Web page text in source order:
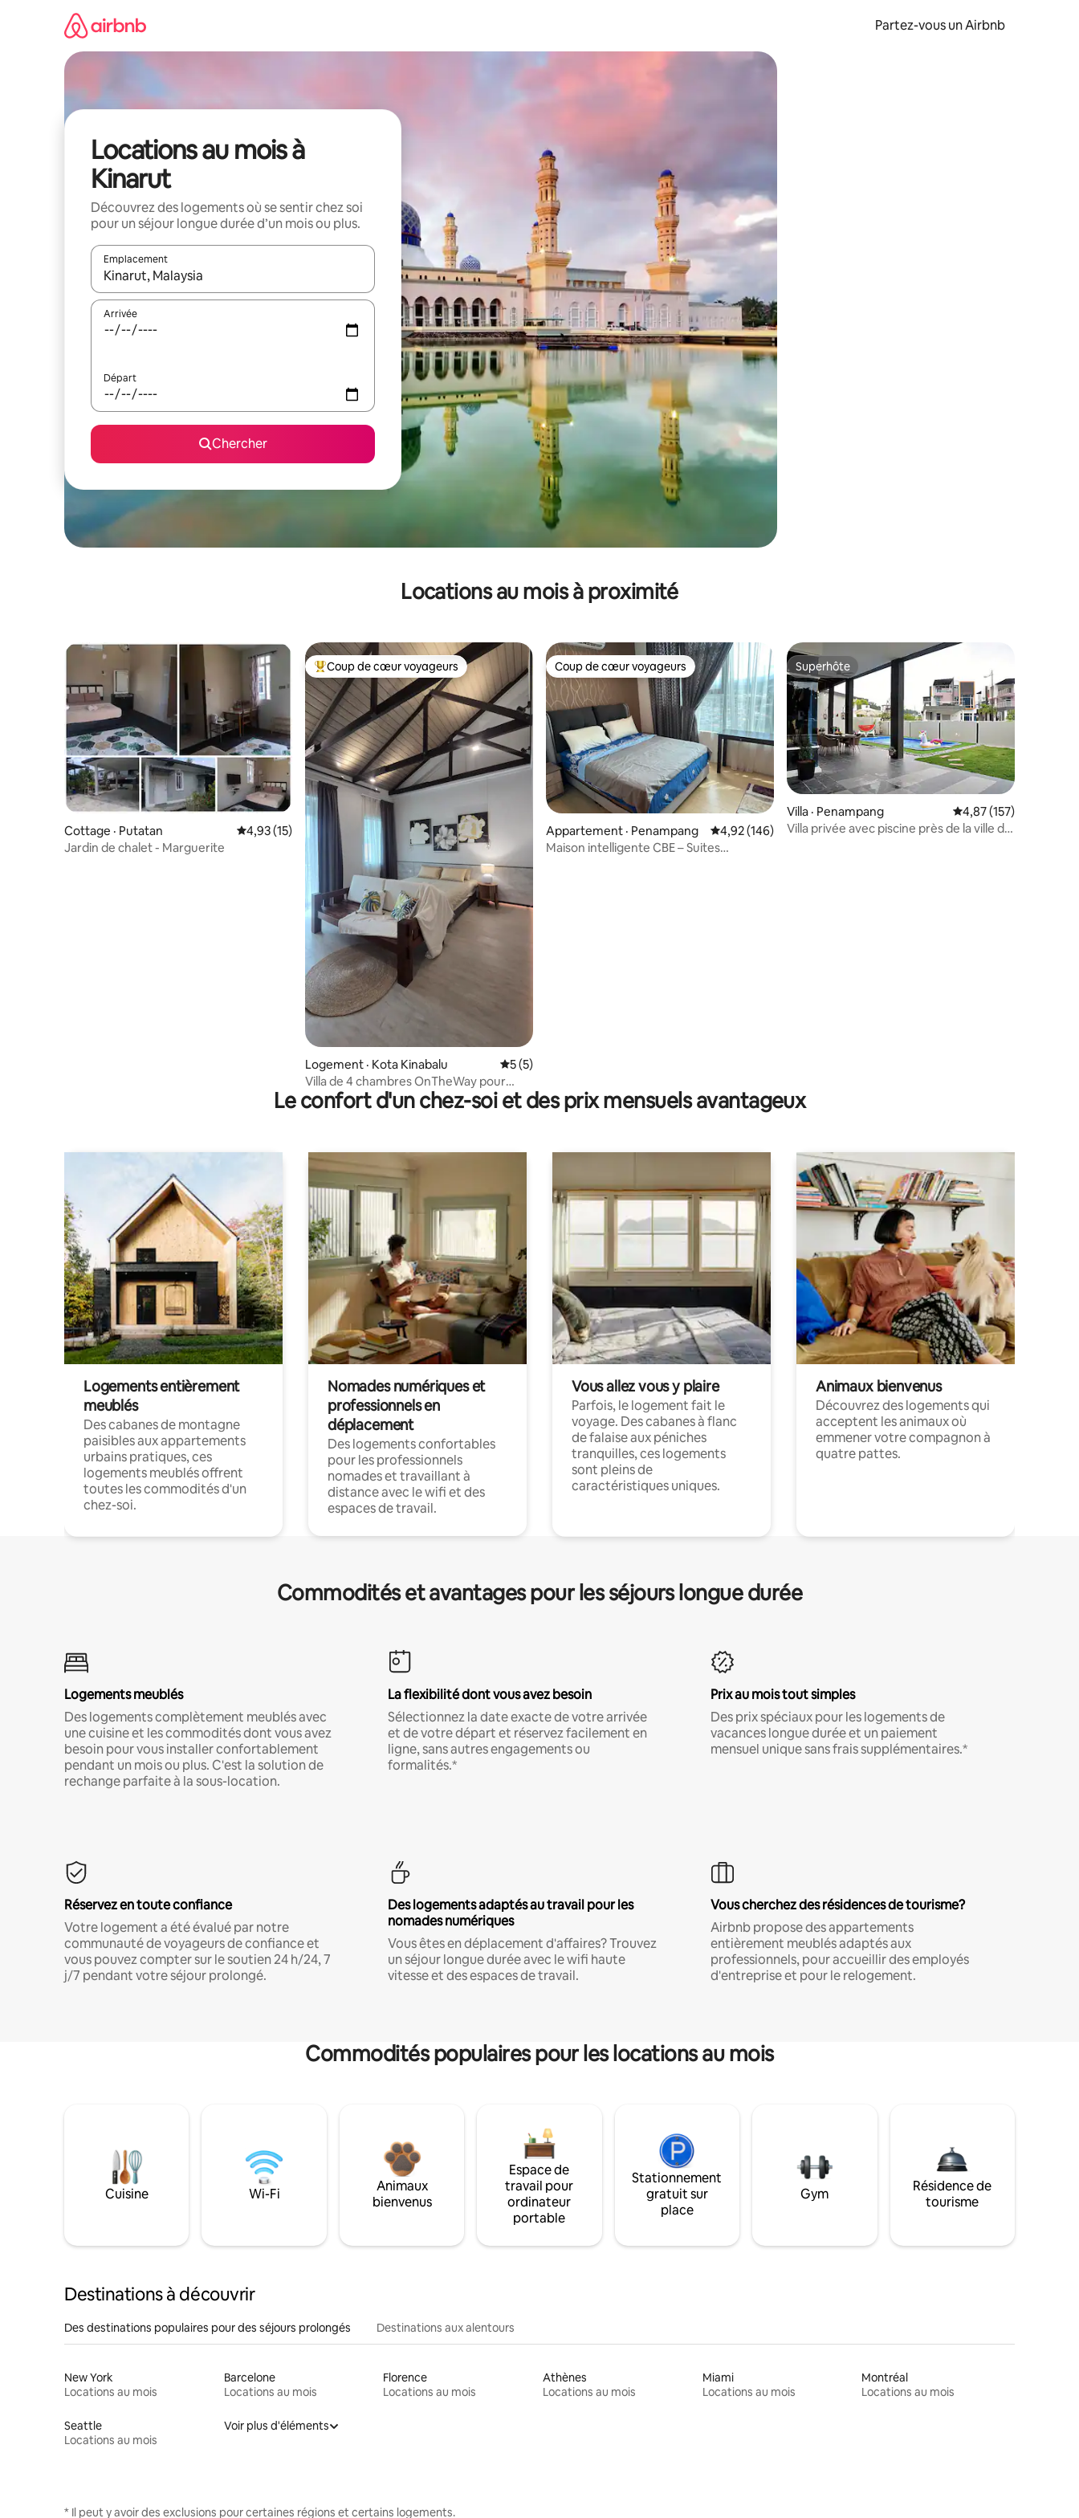
Partez-vous un Airbnb
Locations au mois à
Kinarut
Découvrez des logements où se sentir chez soi
pour un séjour longue durée d’un mois ou plus.
Emplacement
Quand les résultats sont affichés, parcourez-les en utilisant les flèches vers le haut et vers le bas, ou en appuyant dessus et en les faisant glisser.
Arrivée
Départ
Chercher
Locations au mois à proximité
Cottage · Putatan Note moyenne de 4,93 sur 5, 15 commentaires
4,93 (15)
Jardin de chalet - Marguerite
Coup de cœur voyageurs parmi les plus aimés
Coup de cœur voyageurs
Logement · Kota Kinabalu Note moyenne de 5 sur 5, 5 commentaires
5 (5)
Villa de 4 chambres OnTheWay pour
14 personnes à Kota Kinabalu, Sabah
Coup de cœur voyageurs
Coup de cœur voyageurs
Appartement · Penampang Note moyenne de 4,92 sur 5, 146 commentaires
4,92 (146)
Maison intelligente CBE – Suites
Superhôte
Superhôte
Villa · Penampang Note moyenne de
4,87 (157)
Villa privée avec piscine près de la ville de
Le confort d'un chez-soi et des prix mensuels avantageux
Logements entièrement
meublés
Des cabanes de montagne
paisibles aux appartements
urbains pratiques, ces
logements meublés offrent
toutes les commodités d'un
chez-soi.
Nomades numériques et
professionnels en
déplacement
Des logements confortables
pour les professionnels
nomades et travaillant à
distance avec le wifi et des
espaces de travail.
Vous allez vous y plaire
Parfois, le logement fait le
voyage. Des cabanes à flanc
de falaise aux péniches
tranquilles, ces logements
sont pleins de
caractéristiques uniques.
Animaux bienvenus
Découvrez des logements qui
acceptent les animaux où
emmener votre compagnon à
quatre pattes.
Commodités et avantages pour les séjours longue durée
Logements meublés
Des logements complètement meublés avec
une cuisine et les commodités dont vous avez
besoin pour vous installer confortablement
pendant un mois ou plus. C'est la solution de
rechange parfaite à la sous-location.
La flexibilité dont vous avez besoin
Sélectionnez la date exacte de votre arrivée
et de votre départ et réservez facilement en
ligne, sans autres engagements ou
formalités.*
Prix au mois tout simples
Des prix spéciaux pour les logements de
vacances longue durée et un paiement
mensuel unique sans frais supplémentaires.*
Réservez en toute confiance
Votre logement a été évalué par notre
communauté de voyageurs de confiance et
vous pouvez compter sur le soutien 24 h/24, 7
j/7 pendant votre séjour prolongé.
Des logements adaptés au travail pour les
nomades numériques
Vous êtes en déplacement d'affaires? Trouvez
un séjour longue durée avec le wifi haute
vitesse et des espaces de travail.
Vous cherchez des résidences de tourisme?
Airbnb propose des appartements
entièrement meublés adaptés aux
professionnels, pour accueillir des employés
d'entreprise et pour le relogement.
Commodités populaires pour les locations au mois
Cuisine Wi-Fi
Animaux
bienvenus
Espace de
travail pour
ordinateur
portable
Stationnement
gratuit sur
place
Gym
Résidence de
tourisme
Destinations à découvrir
Des destinations populaires pour des séjours prolongés Destinations aux alentours
New York
Locations au mois
Barcelone
Locations au mois
Florence
Locations au mois
Athènes
Locations au mois
Miami
Locations au mois
Montréal
Locations au mois
Seattle
Locations au mois
Voir plus d'éléments
* Il peut y avoir des exclusions pour certaines régions et certains logements.